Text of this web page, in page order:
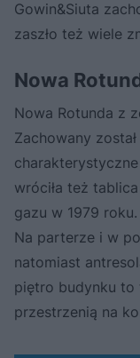
Gowin&Siuta
zaszło też wiele
Nowa
Nowa Rotunda z
Zachowany
wróciła też
gazu w 1979
Na parterze i w
natomiast
piętro budynku to
przestrzenią na